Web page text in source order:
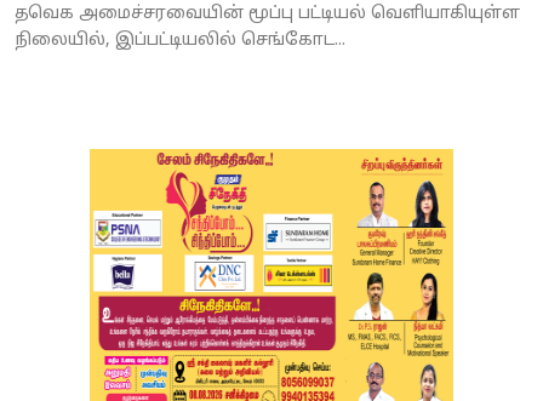
Weather
தவெக அமைச்சரவையின் மூப்பு பட்டியல் வெளியாகியுள்ள
நிலையில், இப்பட்டியலில் செங்கோட...